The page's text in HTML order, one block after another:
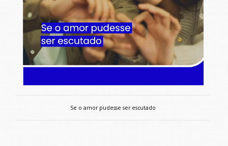
Se o amor pudesse ser escutado